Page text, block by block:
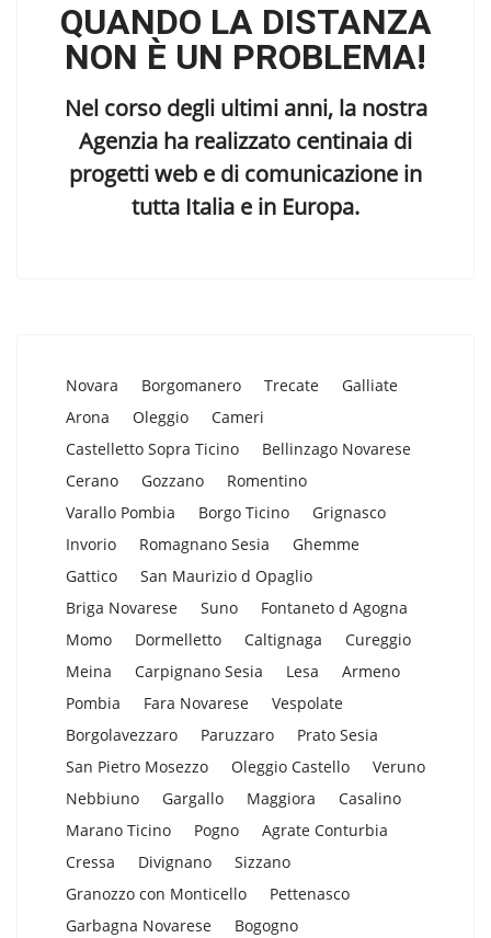
QUANDO LA DISTANZA
NON È UN PROBLEMA!
Nel corso degli ultimi anni, la nostra
Agenzia ha realizzato centinaia di
progetti web e di comunicazione in
tutta Italia e in Europa.
Novara Borgomanero Trecate
Galliate
Arona
Oleggio
Cameri
Castelletto Sopra Ticino
Bellinzago Novarese
Cerano
Gozzano
Romentino
Varallo Pombia
Borgo Ticino
Grignasco
Invorio
Romagnano Sesia
Ghemme
Gattico
San Maurizio d Opaglio
Briga Novarese
Suno
Fontaneto d Agogna
Momo
Dormelletto Caltignaga
Cureggio
Meina
Carpignano Sesia Lesa
Armeno
Pombia
Fara Novarese
Vespolate
Borgolavezzaro
Paruzzaro
Prato Sesia
San Pietro Mosezzo
Oleggio Castello
Veruno
Nebbiuno
Gargallo Maggiora
Casalino
Marano Ticino
Pogno
Agrate Conturbia
Cressa
Divignano
Sizzano
Granozzo con Monticello
Pettenasco
Garbagna Novarese
Bogogno